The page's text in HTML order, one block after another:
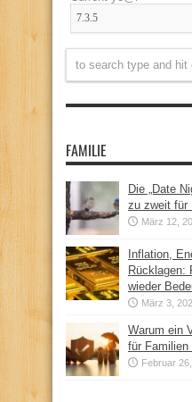
FAMILIE
Die „Date
zu zweit für
März 12,
Inflation,
Rücklagen:
wieder
März 3,
Warum ein
für
Februar